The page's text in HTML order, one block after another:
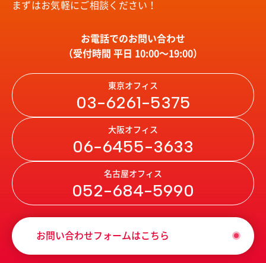
まずはお気軽にご相談ください！
お電話でのお問い合わせ
（受付時間 平日 10:00〜19:00）
東京オフィス
03-6261-5375
大阪オフィス
06-6455-3633
名古屋オフィス
052-684-5990
お問い合わせフォームはこちら